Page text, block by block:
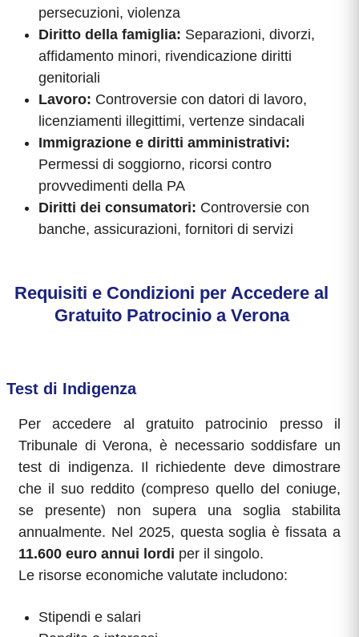
persecuzioni, violenza
Diritto della famiglia: Separazioni, divorzi,
affidamento minori, rivendicazione diritti
genitoriali
Lavoro: Controversie con datori di lavoro,
licenziamenti illegittimi, vertenze sindacali
Immigrazione e diritti amministrativi:
Permessi di soggiorno, ricorsi contro
provvedimenti della PA
Diritti dei consumatori: Controversie con
banche, assicurazioni, fornitori di servizi
Requisiti e Condizioni per Accedere al
Gratuito Patrocinio a Verona
Test di Indigenza
Per accedere al gratuito patrocinio presso il
Tribunale di Verona, è necessario soddisfare un
test di indigenza. Il richiedente deve dimostrare
che il suo reddito (compreso quello del coniuge,
se presente) non supera una soglia stabilita
annualmente. Nel 2025, questa soglia è fissata a
11.600 euro annui lordi per il singolo.
Le risorse economiche valutate includono:
Stipendi e salari